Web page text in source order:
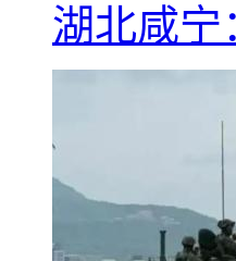
湖北咸宁